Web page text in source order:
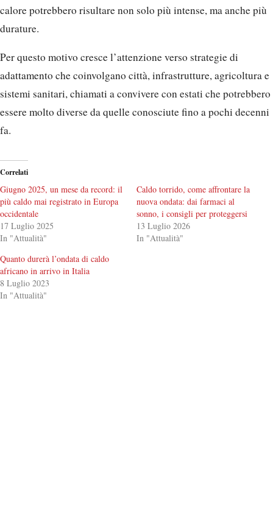
calore potrebbero risultare non solo più intense, ma anche più
durature.
Per questo motivo cresce l’attenzione verso strategie di
adattamento che coinvolgano città, infrastrutture, agricoltura e
sistemi sanitari, chiamati a convivere con estati che potrebbero
essere molto diverse da quelle conosciute fino a pochi decenni
fa.
Correlati
Giugno 2025, un mese da record: il
più caldo mai registrato in Europa
occidentale
17 Luglio 2025
In "Attualità"
Caldo torrido, come affrontare la
nuova ondata: dai farmaci al
sonno, i consigli per proteggersi
13 Luglio 2026
In "Attualità"
Quanto durerà l’ondata di caldo
africano in arrivo in Italia
8 Luglio 2023
In "Attualità"